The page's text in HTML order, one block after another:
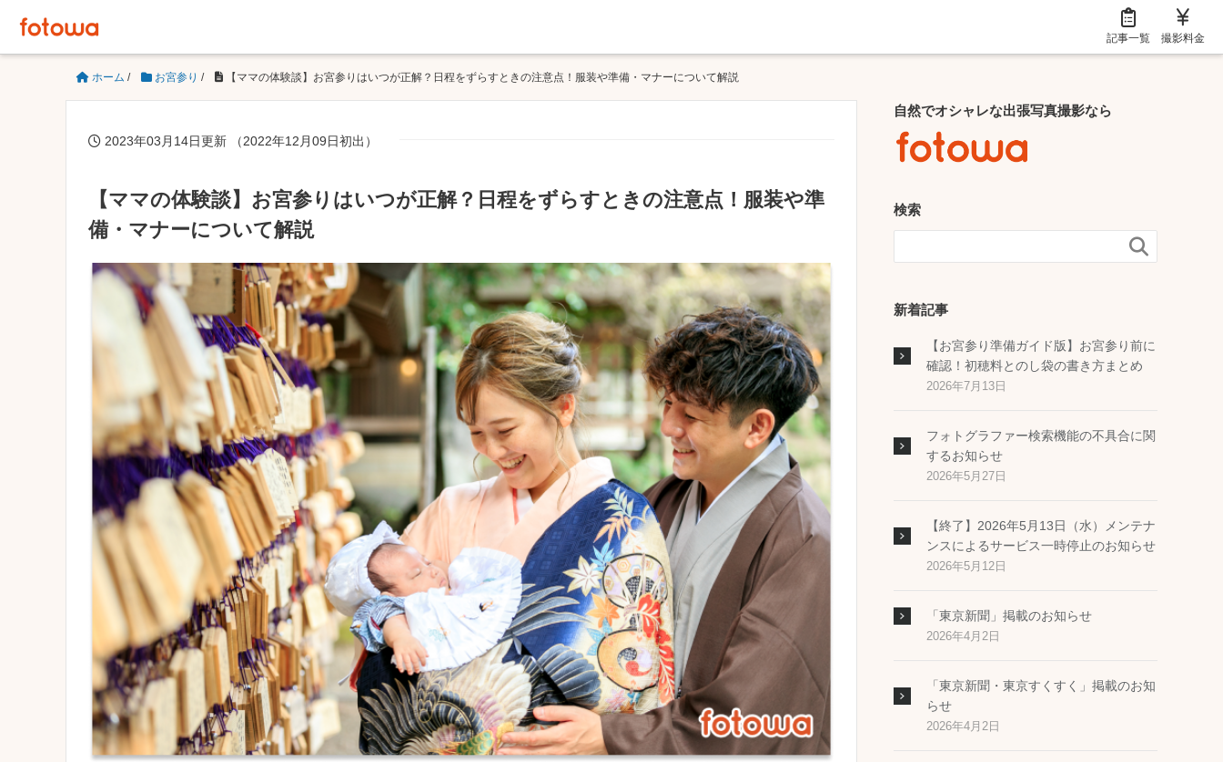
記事一覧 撮影料金
ホーム / お宮参り / 【ママの体験談】お宮参りはいつが正解？日程をずらすときの注意点！服装や準備・マナーについて解説
2023年03月14日更新 （2022年12月09日初出）
【ママの体験談】お宮参りはいつが正解？日程をずらすときの注意点！服装や準
備・マナーについて解説
自然でオシャレな出張写真撮影なら
検索

新着記事
【お宮参り準備ガイド版】お宮参り前に
確認！初穂料とのし袋の書き方まとめ
2026年7月13日
フォトグラファー検索機能の不具合に関
するお知らせ
2026年5月27日
【終了】2026年5月13日（水）メンテナ
ンスによるサービス一時停止のお知らせ
2026年5月12日
「東京新聞」掲載のお知らせ
2026年4月2日
「東京新聞・東京すくすく」掲載のお知
らせ
2026年4月2日